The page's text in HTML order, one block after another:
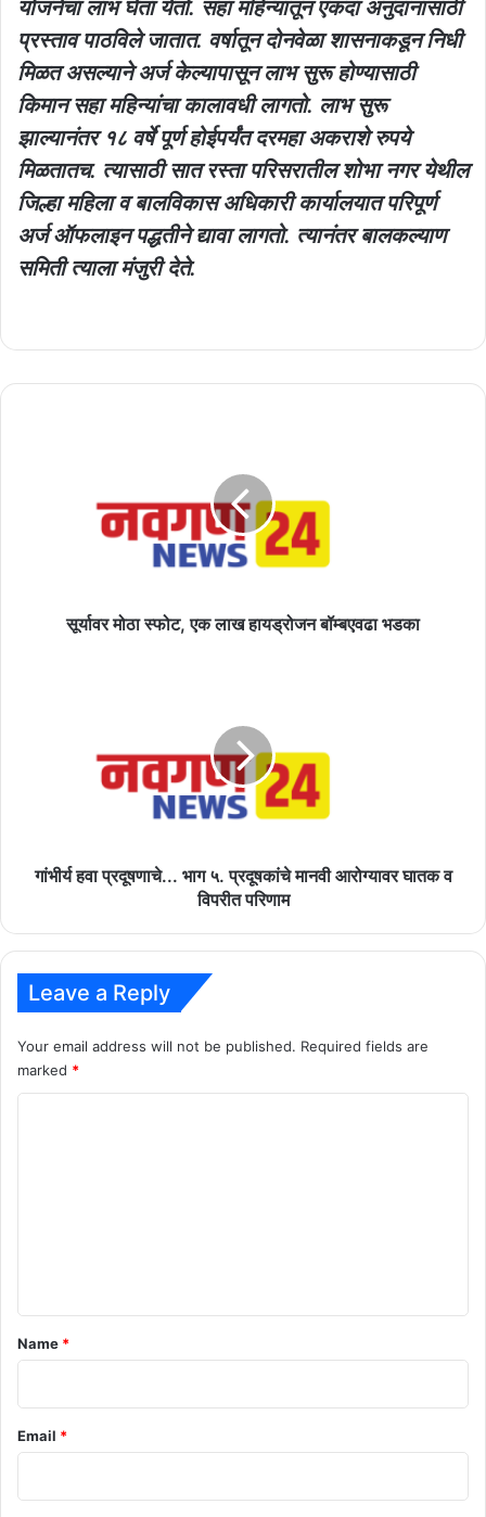
योजनेचा लाभ घेता येतो. सहा महिन्यातून एकदा अनुदानासाठी
प्रस्ताव पाठविले जातात. वर्षातून दोनवेळा शासनाकडून निधी
मिळत असल्याने अर्ज केल्यापासून लाभ सुरू होण्यासाठी
किमान सहा महिन्यांचा कालावधी लागतो. लाभ सुरू
झाल्यानंतर १८ वर्षे पूर्ण होईपर्यंत दरमहा अकराशे रुपये
मिळतातच. त्यासाठी सात रस्ता परिसरातील शोभा नगर येथील
जिल्हा महिला व बालविकास अधिकारी कार्यालयात परिपूर्ण
अर्ज ऑफलाइन पद्धतीने द्यावा लागतो. त्यानंतर बालकल्याण
समिती त्याला मंजुरी देते.
सूर्यावर मोठा स्फोट, एक लाख हायड्रोजन बॉम्बएवढा भडका
गांभीर्य हवा प्रदूषणाचे... भाग ५. प्रदूषकांचे मानवी आरोग्यावर घातक व
विपरीत परिणाम
Leave a Reply
Your email address will not be published. Required fields are
marked *
*
Name *
Email *